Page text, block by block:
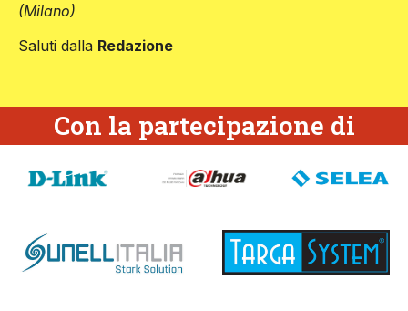
(Milano)
Saluti dalla Redazione
Con la partecipazione di